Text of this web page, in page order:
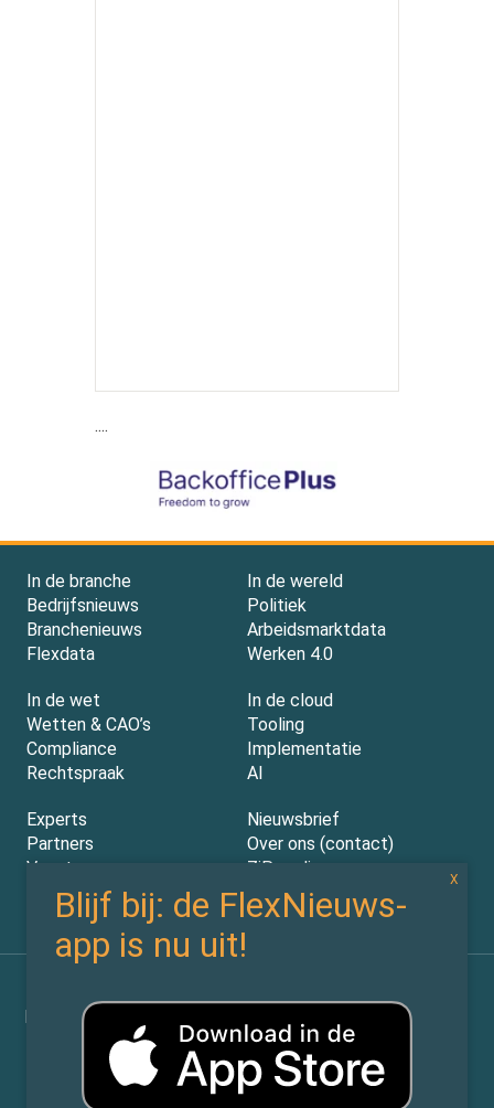
....
In de branche
Bedrijfsnieuws
Branchenieuws
Flexdata
In de wereld
Politiek
Arbeidsmarktdata
Werken 4.0
In de wet
Wetten & CAO’s
Compliance
Rechtspraak
In de cloud
Tooling
Implementatie
AI
Experts
Partners
Vacatures
Nieuwsbrief
Over ons (contact)
ZiPmedia
Privacy Statement
Flexnieuws.nl